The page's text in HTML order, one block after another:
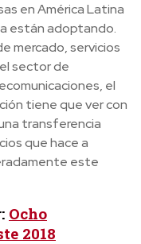
en América Latina
están adoptando.
mercado, servicios
sector de
el
tiene que ver con
transferencia
que hace a
este
Ocho
2018